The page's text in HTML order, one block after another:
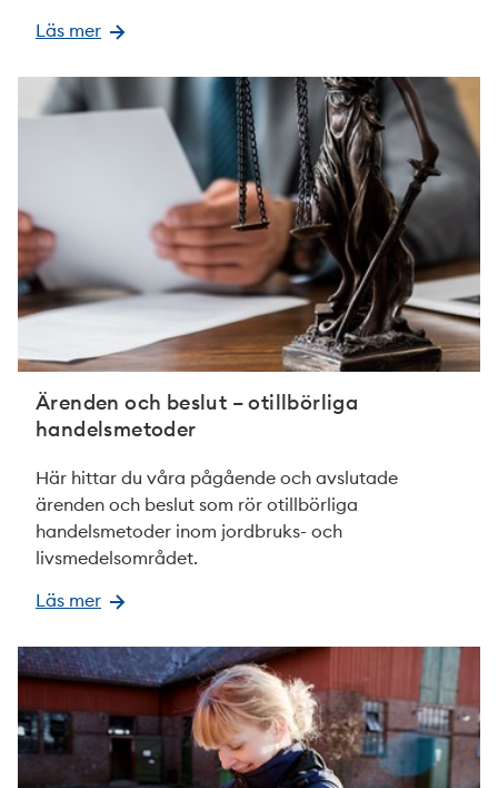
Läs mer
Ärenden och beslut – otillbörliga
handelsmetoder
Här hittar du våra pågående och avslutade
ärenden och beslut som rör otillbörliga
handelsmetoder inom jordbruks- och
livsmedelsområdet.
Läs mer